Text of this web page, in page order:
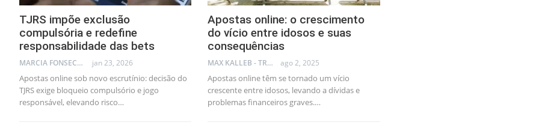
TJRS impõe exclusão
compulsória e redefine
responsabilidade das bets
MARCIA FONSECA - FINANCIAL CONSULTANT jan 23, 2026
Apostas online sob novo escrutínio: decisão do
TJRS exige bloqueio compulsório e jogo
responsável, elevando risco…
Apostas online: o crescimento
do vício entre idosos e suas
consequências
MAX KALLEB - TRADER ago 2, 2025
Apostas online têm se tornado um vício
crescente entre idosos, levando a dívidas e
problemas financeiros graves.…